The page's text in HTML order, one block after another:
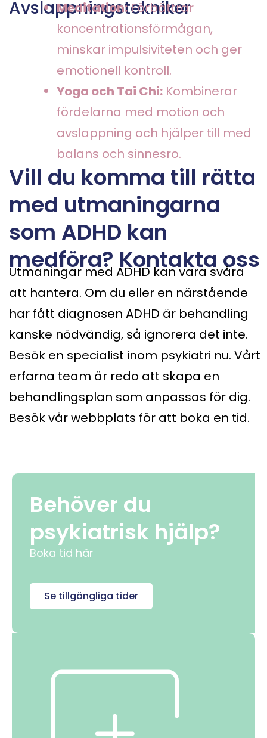
Avslappningstekniker
Meditation:Förbättrar
koncentrationsförmågan,
minskar impulsiviteten och ger
emotionell kontroll.
Yoga och Tai Chi: Kombinerar
fördelarna med motion och
avslappning och hjälper till med
balans och sinnesro.
Vill du komma till rätta
med utmaningarna
som ADHD kan
medföra? Kontakta oss
Utmaningar med ADHD kan vara svåra
att hantera. Om du eller en närstående
har fått diagnosen ADHD är behandling
kanske nödvändig, så ignorera det inte.
Besök en specialist inom psykiatri nu. Vårt
erfarna team är redo att skapa en
behandlingsplan som anpassas för dig.
Besök vår webbplats för att boka en tid.
Behöver du
psykiatrisk hjälp?
Boka tid här
Se tillgängliga tider